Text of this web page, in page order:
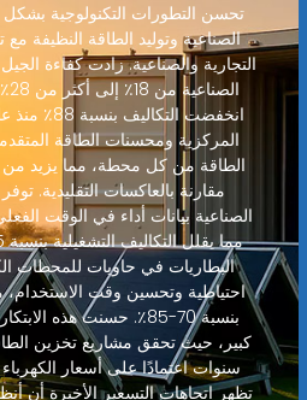
تحسن التطورات التكنولوجية بشكل
الصناعية وتوليد الطاقة النظيفة مع
التجارية والصناعية. زادت كفاءة
المركزية ومحسنات الطاقة
مقارنة بالعاكسات التقليدية.
الصناعية بيانات أداء في الوقت الفعلي
البطاريات في حاويات للمحطات
احتياطية وتحسين وقت الاستخدام،
بنسبة 70-85٪. حسنت هذه
سنوات اعتمادًا على أسعار
تظهر اتجاهات التسعير الأخيرة أن